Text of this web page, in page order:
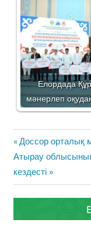
Елордада
мәнерлеп
Жазба
навигациясы
Previous
Post:
Доссор орталық
Next
Post:
Атырау
кездесті